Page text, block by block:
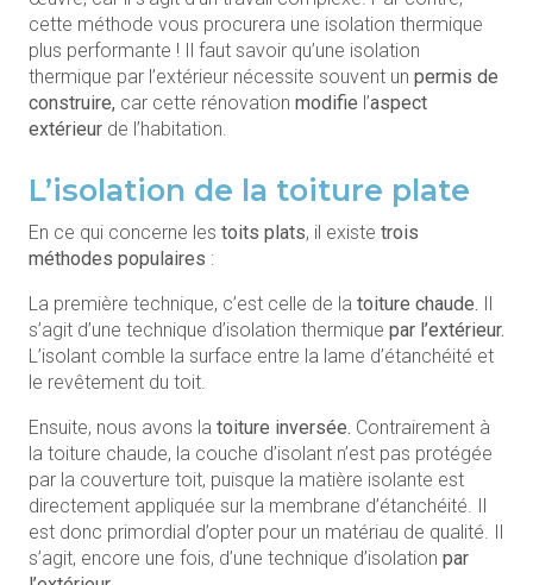
cette méthode vous procurera une isolation thermique
plus performante ! Il faut savoir qu’une isolation
thermique par l’extérieur nécessite souvent un permis de
construire, car cette rénovation modifie l’aspect
extérieur de l’habitation.
L’isolation de la toiture plate
En ce qui concerne les toits plats, il existe trois
méthodes populaires :
La première technique, c’est celle de la toiture chaude. Il
s’agit d’une technique d’isolation thermique par l’extérieur.
L’isolant comble la surface entre la lame d’étanchéité et
le revêtement du toit.
Ensuite, nous avons la toiture inversée. Contrairement à
la toiture chaude, la couche d’isolant n’est pas protégée
par la couverture toit, puisque la matière isolante est
directement appliquée sur la membrane d’étanchéité. Il
est donc primordial d’opter pour un matériau de qualité. Il
s’agit, encore une fois, d’une technique d’isolation par